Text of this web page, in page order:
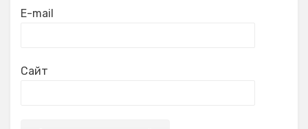
E-mail
Сайт